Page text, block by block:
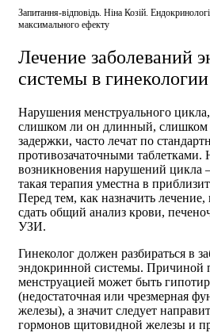
Запитання-відповідь. Ніна Козій.
максимального ефекту
Лечение заболеваний
системы в гинекологии
Нарушения менструального
слишком ли он длинный, слишком
задержки, часто лечат по
противозачаточными таблетками.
возникновения нарушений
такая терапия уместна в
Перед тем, как назначить лечение,
сдать общий анализ крови,
УЗИ.
Гинеколог должен разбираться в
эндокринной системы. Причиной
менструацией может быть
(недостаточная или чрезмерная
железы), а значит следует
гормонов щитовидной железы и